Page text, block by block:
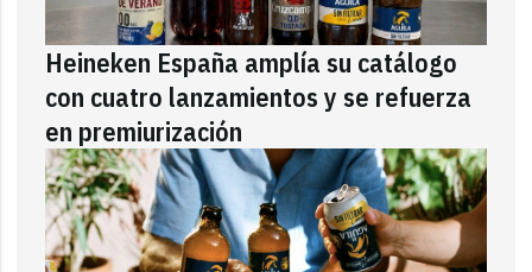
Heineken España amplía su catálogo
con cuatro lanzamientos y se refuerza
en premiurización